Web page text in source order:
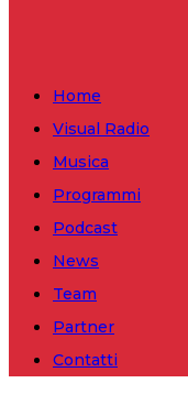
Home
Visual Radio
Musica
Programmi
Podcast
News
Team
Partner
Contatti